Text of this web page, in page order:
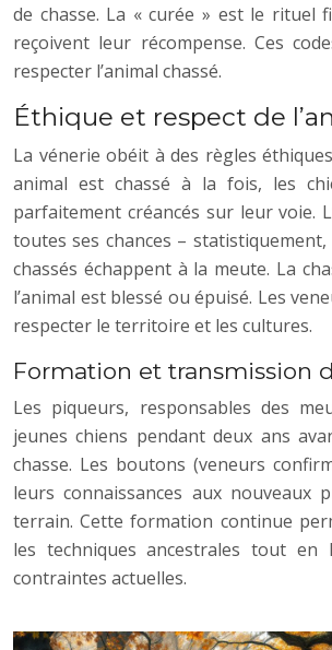
de chasse. La « curée » est le rituel
reçoivent leur récompense. Ces
respecter l’animal chassé.
Éthique et respect de
La vénerie obéit à des règles
animal est chassé à la fois, les
parfaitement créancés sur leur voie.
toutes ses chances – statistiquement,
chassés échappent à la meute. La
l’animal est blessé ou épuisé. Les
respecter le territoire et les cultures.
Formation et transmission
Les piqueurs, responsables des
jeunes chiens pendant deux ans
chasse. Les boutons (veneurs
leurs connaissances aux nouveaux
terrain. Cette formation continue
les techniques ancestrales tout en
contraintes actuelles.